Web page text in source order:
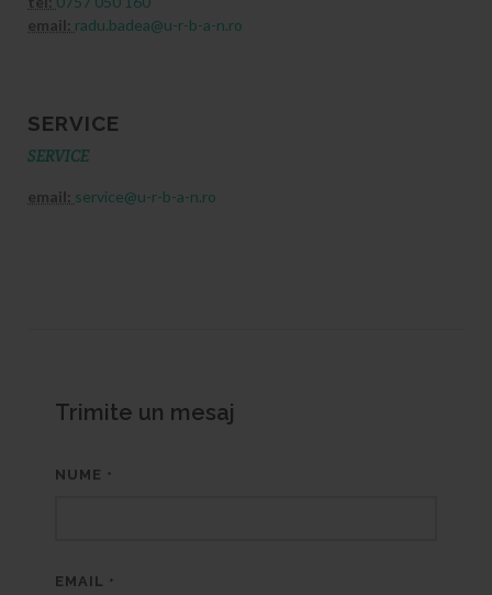
email: radu.badea@u-r-b-a-n.ro
SERVICE
SERVICE
email: service@u-r-b-a-n.ro
Trimite un mesaj
NUME *
EMAIL *